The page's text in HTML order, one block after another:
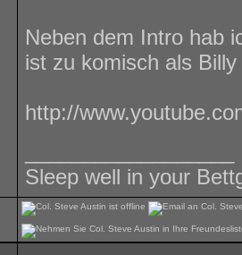
Neben dem Intro hab
ist zu komisch als
http://
Sleep well in your